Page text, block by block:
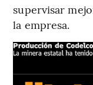
supervisar
la empresa.